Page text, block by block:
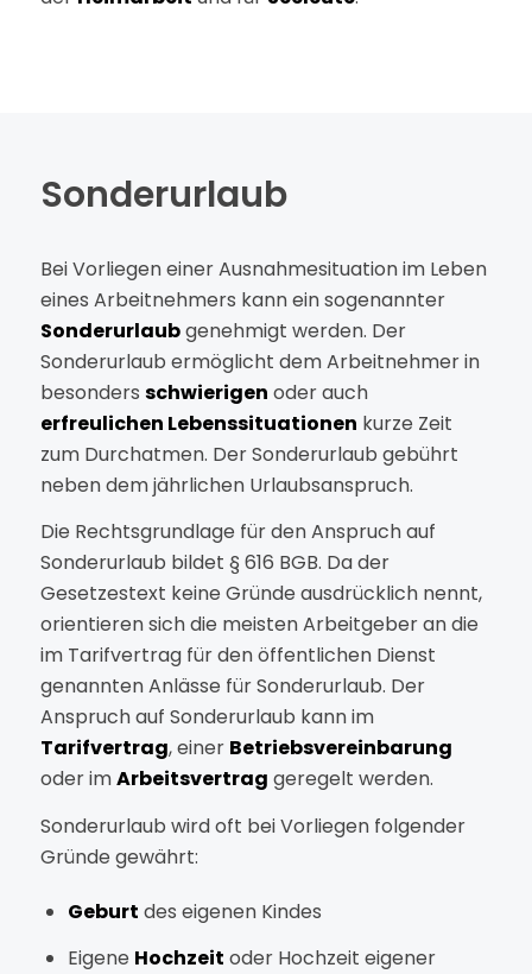
Sonderurlaub
Bei Vorliegen einer Ausnahmesituation im Leben
eines Arbeitnehmers kann ein sogenannter
Sonderurlaubgenehmigt werden. Der
Sonderurlaub ermöglicht dem Arbeitnehmer in
besonders schwierigen oder auch
erfreulichen Lebenssituationen kurze Zeit
zum Durchatmen. Der Sonderurlaub gebührt
neben dem jährlichen Urlaubsanspruch.
Die Rechtsgrundlage für den Anspruch auf
Sonderurlaub bildet § 616 BGB. Da der
Gesetzestext keine Gründe ausdrücklich nennt,
orientieren sich die meisten Arbeitgeber an die
im Tarifvertrag für den öffentlichen Dienst
genannten Anlässe für Sonderurlaub. Der
Anspruch auf Sonderurlaub kann im
Tarifvertrag, einer Betriebsvereinbarung
oder imArbeitsvertrag geregelt werden.
Sonderurlaub wird oft bei Vorliegen folgender
Gründe gewährt:
Geburt des eigenen Kindes
Eigene Hochzeit oder Hochzeit eigener